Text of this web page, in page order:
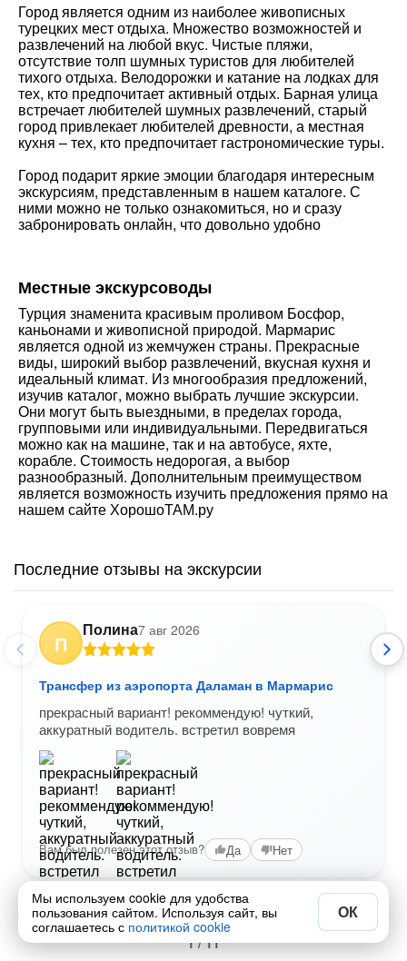
Город является одним из наиболее живописных
турецких мест отдыха. Множество возможностей и
развлечений на любой вкус. Чистые пляжи,
отсутствие толп шумных туристов для любителей
тихого отдыха. Велодорожки и катание на лодках для
тех, кто предпочитает активный отдых. Барная улица
встречает любителей шумных развлечений, старый
город привлекает любителей древности, а местная
кухня – тех, кто предпочитает гастрономические туры.
Город подарит яркие эмоции благодаря интересным
экскурсиям, представленным в нашем каталоге. С
ними можно не только ознакомиться, но и сразу
забронировать онлайн, что довольно удобно
Местные экскурсоводы
Турция знаменита красивым проливом Босфор,
каньонами и живописной природой. Мармарис
является одной из жемчужен страны. Прекрасные
виды, широкий выбор развлечений, вкусная кухня и
идеальный климат. Из многообразия предложений,
изучив каталог, можно выбрать лучшие экскурсии.
Они могут быть выездными, в пределах города,
групповыми или индивидуальными. Передвигаться
можно как на машине, так и на автобусе, яхте,
корабле. Стоимость недорогая, а выбор
разнообразный. Дополнительным преимуществом
является возможность изучить предложения прямо на
нашем сайте ХорошоТАМ.ру
Последние отзывы на экскурсии
П
Полина7 авг 2026
Трансфер из аэропорта Даламан в Мармарис
прекрасный вариант! рекоммендую! чуткий,
аккуратный водитель. встретил вовремя
Вам был полезен этот отзыв? Да Нет
1 / 11
Мы используем cookie для удобства
пользования сайтом. Используя сайт, вы
соглашаетесь с политикой cookie
ОК